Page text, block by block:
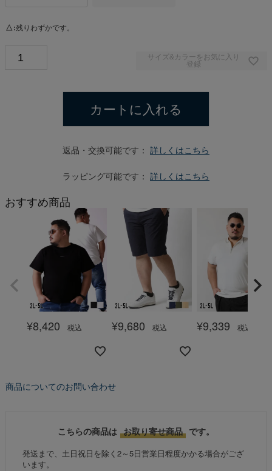
△ 残りわずかです。
サイズ&カラーをお気に入り
登録
カートに入れる
返品・交換可能です： 詳しくはこちら
ラッピング可能です： 詳しくはこちら
おすすめ商品
¥8,420 税込 ¥9,680 税込 ¥9,339 税込
商品についてのお問い合わせ
こちらの商品は お取り寄せ商品 です。
発送まで、土日祝日を除く2～5日営業日程度かかる場合がござ
います。